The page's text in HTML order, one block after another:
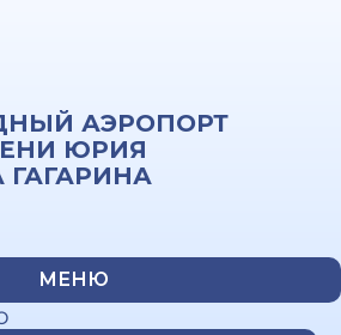
АЭРОПОРТ
ЮРИЯ
ГАГАРИНА
МЕНЮ